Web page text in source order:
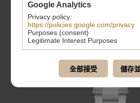
Google Analytics
Privacy policy:
https://policies.google.com/privacy
Purposes (consent)
Legitimate Interest Purposes
全部接受 儲存